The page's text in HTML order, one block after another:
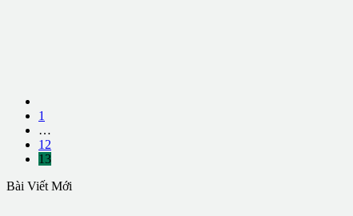
1
…
12
13
Bài Viết Mới